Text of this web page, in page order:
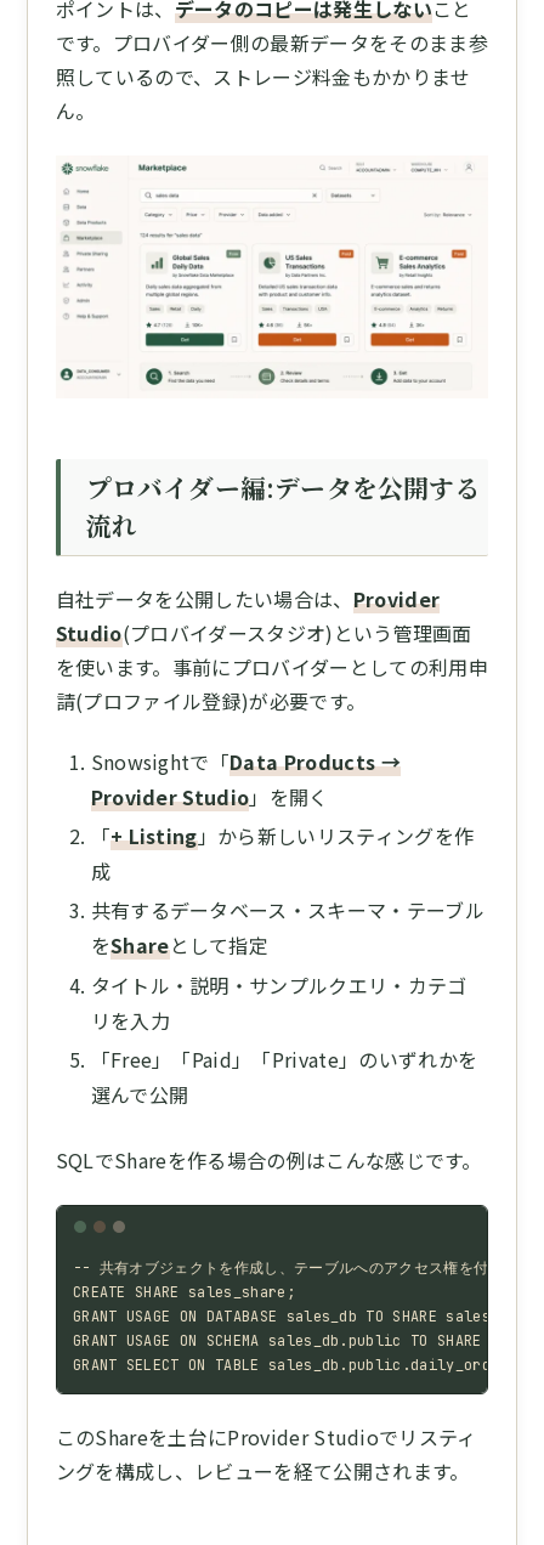
ポイントは、 データのコピーは発生しないこと
です。プロバイダー側の最新データをそのまま参
照しているので、ストレージ料金もかかりませ
ん。
プロバイダー編:データを公開する
流れ
自社データを公開したい場合は、 Provider
Studio(プロバイダースタジオ)という管理画面
を使います。事前にプロバイダーとしての利用申
請(プロファイル登録)が必要です。
Snowsightで「Data Products →
Provider Studio」を開く
「+ Listing」から新しいリスティングを作
成
共有するデータベース・スキーマ・テーブル
をShareとして指定
タイトル・説明・サンプルクエリ・カテゴ
リを入力
「Free」「Paid」「Private」のいずれかを
選んで公開
SQLでShareを作る場合の例はこんな感じです。
-- 共有オブジェクトを作成し、テーブルへのアクセス権を付与
CREATE SHARE sales_share;
GRANT USAGE ON DATABASE sales_db TO SHARE
GRANT USAGE ON SCHEMA sales_db.public TO SHARE
GRANT SELECT ON TABLE sales_db.public.daily_orders
このShareを土台にProvider Studioでリスティ
ングを構成し、レビューを経て公開されます。